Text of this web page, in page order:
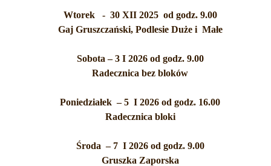
Wtorek - 30 XII 2025 od godz. 9.00
Gaj Gruszczański, Podlesie Duże i Małe
Sobota – 3 I 2026 od godz. 9.00
Radecznica bez bloków
Poniedziałek – 5 I 2026 od godz. 16.00
Radecznica bloki
Środa – 7 I 2026 od godz. 9.00
Gruszka Zaporska